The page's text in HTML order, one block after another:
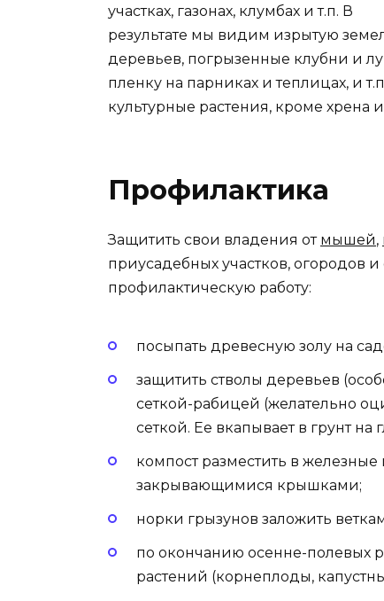
участках, газонах, клумбах и т.п. В
результате мы видим изрытую
деревьев, погрызенные клубни и
пленку на парниках и теплицах, и
культурные растения, кроме хрена
Профилактика
Защитить свои владения от мышей,
приусадебных участков, огородов
профилактическую работу:
посыпать древесную золу на
защитить стволы деревьев
сеткой-рабицей (желательно
сеткой. Ее вкапывает в грунт на
компост разместить в
закрывающимися крышками;
норки грызунов заложить
по окончанию осенне-полевых
растений (корнеплоды,